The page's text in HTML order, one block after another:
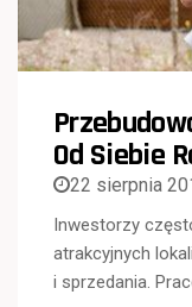
Od Siebie
22 sierpnia
Inwestorzy
atrakcyjnych
i sprzedania.